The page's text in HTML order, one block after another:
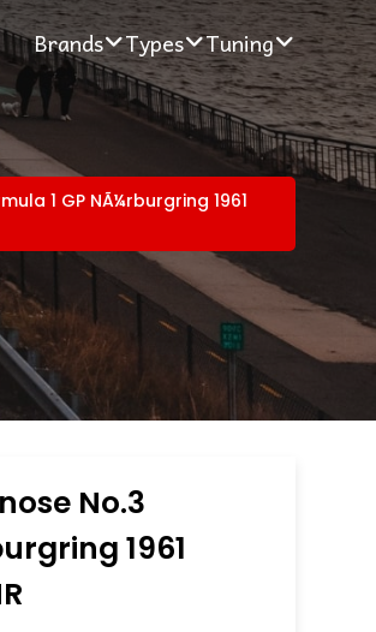
Brands Types Tuning
1 GP NÃ¼rburgring 1961
No.3
1961